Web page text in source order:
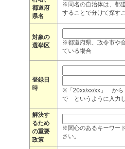
都道府
県名
※同名の自治体は、都
することで分けて探す
対象の
選挙区
※都道府県、政令市や
ている場合
登録日
時
※「20xx/xx/xx」 から
で というように入力し
解決す
るため
の重要
政策
※関心のあるキーワー
さい。